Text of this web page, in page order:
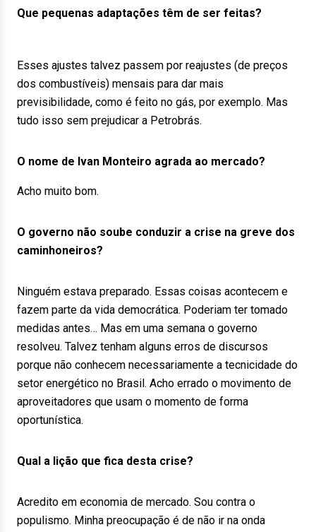
Que pequenas adaptações têm de ser feitas?
Esses ajustes talvez passem por reajustes (de preços
dos combustíveis) mensais para dar mais
previsibilidade, como é feito no gás, por exemplo. Mas
tudo isso sem prejudicar a Petrobrás.
O nome de Ivan Monteiro agrada ao mercado?
Acho muito bom.
O governo não soube conduzir a crise na greve dos
caminhoneiros?
Ninguém estava preparado. Essas coisas acontecem e
fazem parte da vida democrática. Poderiam ter tomado
medidas antes… Mas em uma semana o governo
resolveu. Talvez tenham alguns erros de discursos
porque não conhecem necessariamente a tecnicidade do
setor energético no Brasil. Acho errado o movimento de
aproveitadores que usam o momento de forma
oportunística.
Qual a lição que fica desta crise?
Acredito em economia de mercado. Sou contra o
populismo. Minha preocupação é de não ir na onda